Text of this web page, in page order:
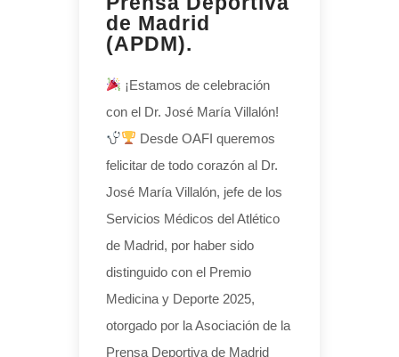
de Madrid
(APDM).
¡Estamos de celebración
con el Dr. José María Villalón!
Desde OAFI queremos
felicitar de todo corazón al Dr.
José María Villalón, jefe de los
Servicios Médicos del Atlético
de Madrid, por haber sido
distinguido con el Premio
Medicina y Deporte 2025,
otorgado por la Asociación de la
Prensa Deportiva de Madrid